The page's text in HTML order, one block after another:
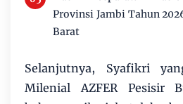
Provinsi Jambi Tahun
Barat
Selanjutnya, Syafikri
Milenial AZFER Pesisir